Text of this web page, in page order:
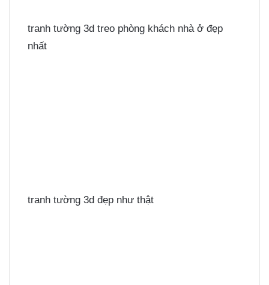
tranh tường 3d treo phòng khách nhà ở đẹp
nhất
tranh tường 3d đẹp như thật